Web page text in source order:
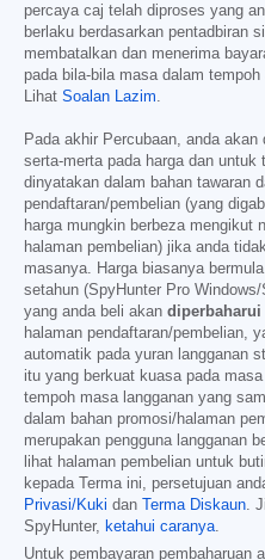
percaya caj telah diproses yang
berlaku berdasarkan pentadbiran
membatalkan dan menerima
pada bila-bila masa dalam
Lihat Soalan Lazim.
Pada akhir Percubaan, anda
serta-merta pada harga dan untuk
dinyatakan dalam bahan tawaran
pendaftaran/pembelian (yang
harga mungkin berbeza mengikut
halaman pembelian) jika anda
masanya. Harga biasanya
setahun (SpyHunter Pro
yang anda beli akan diperbaharui
halaman pendaftaran/pembelian,
automatik pada yuran langganan
itu yang berkuat kuasa pada
tempoh masa langganan yang
dalam bahan promosi/halaman
merupakan pengguna langganan
lihat halaman pembelian untuk
kepada Terma ini, persetujuan
Privasi/Kuki dan Terma Diskaun.
SpyHunter, ketahui caranya.
Untuk pembayaran pembaharuan